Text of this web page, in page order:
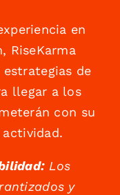
en
RiseKarma
de
llegar a los
con su
Los
y